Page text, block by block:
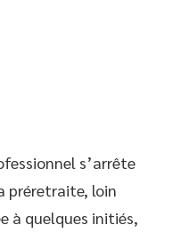
s’arrête
préretraite, loin
à quelques initiés,